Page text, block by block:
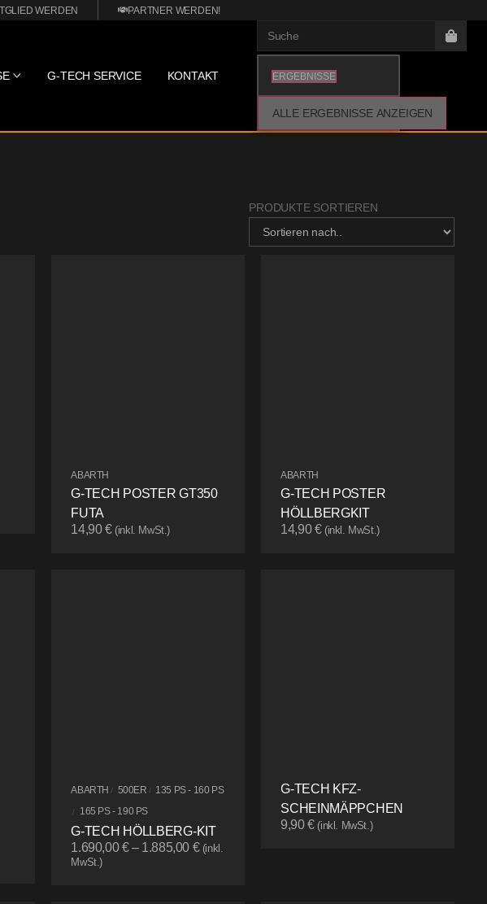
WERDEN PARTNER WERDEN!
G-TECH SERVICE KONTAKT ERGEBNISSE
ALLE ERGEBNISSE ANZEIGEN
PRODUKTE SORTIEREN
ABARTH
G-TECH POSTER GT350
FUTA
14,90€ (inkl. MwSt.)
ABARTH
G-TECH POSTER
HÖLLBERGKIT
14,90€ (inkl. MwSt.)
ABARTH / 500ER / 135 PS - 160 PS
/ 165 PS - 190 PS
G-TECH HÖLLBERG-KIT
1.690,00€– 1.885,00 € (inkl.
MwSt.)
G-TECH KFZ-
SCHEINMÄPPCHEN
9,90€ (inkl. MwSt.)